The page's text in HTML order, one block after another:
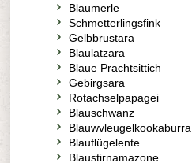
Blaumerle
Schmetterlingsfink
Gelbbrustara
Blaulatzara
Blaue Prachtsittich
Gebirgsara
Rotachselpapagei
Blauschwanz
Blauwvleugelkookaburra
Blauflügelente
Blaustirnamazone